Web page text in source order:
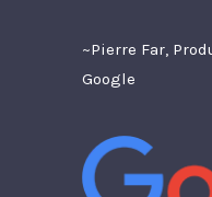
~Pierre Far,
Google